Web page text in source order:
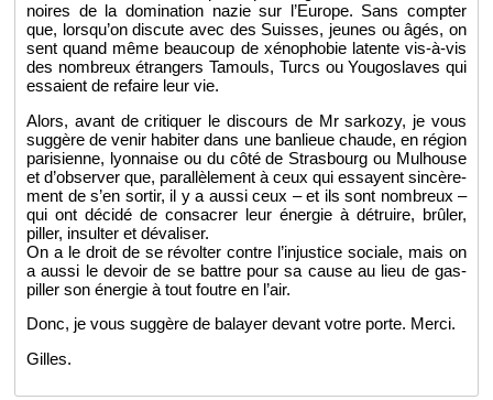
noires de la do­mi­na­tion nazie sur l’Eu­rope. Sans comp­ter
que, lors­qu’on dis­cute avec des Suisses, jeunes ou âgés, on
sent quand même beau­coup de xé­no­pho­bie la­tente vis-à-vis
des nom­breux étran­gers Ta­mouls, Turcs ou You­go­slaves qui
es­saient de re­faire leur vie.
Alors, avant de cri­ti­quer le dis­cours de Mr sar­kozy, je vous
sug­gère de venir ha­bi­ter dans une ban­lieue chaude, en ré­gion
pa­ri­sienne, lyon­naise ou du côté de Stras­bourg ou Mul­house
et d’ob­ser­ver que, pa­ral­lè­le­ment à ceux qui es­sayent sin­cè­re­
ment de s’en sor­tir, il y a aussi ceux – et ils sont nom­breux –
qui ont dé­cidé de consa­crer leur éner­gie à dé­truire, brû­ler,
piller, in­sul­ter et dé­va­li­ser.
On a le droit de se ré­vol­ter contre l’in­jus­tice so­ciale, mais on
a aussi le de­voir de se battre pour sa cause au lieu de gas­
piller son éner­gie à tout foutre en l’air.
Donc, je vous sug­gère de ba­layer de­vant votre porte. Merci.
Gilles.